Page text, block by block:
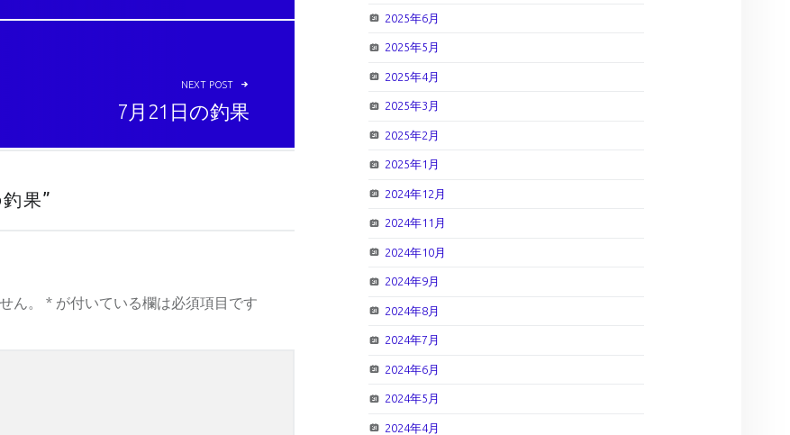
NEXT POST
7月21日の釣果
果”
ん。 * が付いている欄は必須項目です
2025年6月
2025年5月
2025年4月
2025年3月
2025年2月
2025年1月
2024年12月
2024年11月
2024年10月
2024年9月
2024年8月
2024年7月
2024年6月
2024年5月
2024年4月